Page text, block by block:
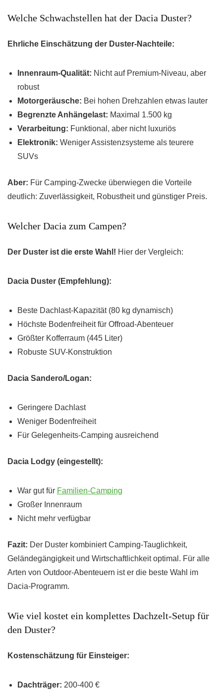
Welche Schwachstellen hat der Dacia Duster?
Ehrliche Einschätzung der Duster-Nachteile:
Innenraum-Qualität: Nicht auf Premium-Niveau, aber
robust
Motorgeräusche: Bei hohen Drehzahlen etwas lauter
Begrenzte Anhängelast: Maximal 1.500 kg
Verarbeitung: Funktional, aber nicht luxuriös
Elektronik: Weniger Assistenzsysteme als teurere
SUVs
Aber: Für Camping-Zwecke überwiegen die Vorteile
deutlich: Zuverlässigkeit, Robustheit und günstiger Preis.
Welcher Dacia zum Campen?
Der Duster ist die erste Wahl! Hier der Vergleich:
Dacia Duster (Empfehlung):
Beste Dachlast-Kapazität (80 kg dynamisch)
Höchste Bodenfreiheit für Offroad-Abenteuer
Größter Kofferraum (445 Liter)
Robuste SUV-Konstruktion
Dacia Sandero/Logan:
Geringere Dachlast
Weniger Bodenfreiheit
Für Gelegenheits-Camping ausreichend
Dacia Lodgy (eingestellt):
War gut für Familien-Camping
Großer Innenraum
Nicht mehr verfügbar
Fazit: Der Duster kombiniert Camping-Tauglichkeit,
Geländegängigkeit und Wirtschaftlichkeit optimal. Für alle
Arten von Outdoor-Abenteuern ist er die beste Wahl im
Dacia-Programm.
Wie viel kostet ein komplettes Dachzelt-Setup für
den Duster?
Kostenschätzung für Einsteiger:
Dachträger: 200-400 €